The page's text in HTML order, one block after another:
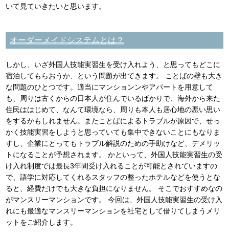
いて見ていきたいと思います。
オーダーメイドシステムとは？
しかし、いざ外国人技能実習生を受け入れよう、と思ってもどこに
宿泊してもらおうか、という問題が出てきます。 ことばの壁も大き
な問題のひとつです。適当にマンションンやアパートを用意して
も、周りは古くからの日本人が住んでいるばかりで、海外から来た
住民ははじめて、なんて環境なら、周りも本人も居心地の悪い思い
をするかもしれません。またことばによるトラブルが原因で、せっ
かく技能実習をしようと思っていても集中できないことにもなりま
すし、企業にとってもトラブル解説のための手助けなど、デメリッ
トになることが予想されます。 かといって、外国人技能実習生の受
け入れ制度では最長3年間受け入れることが可能とされていますの
で、語学に対応してくれるスタッフの整ったホテルなどを使うとな
ると、経費だけでも大きな負担になりません。 そこでおすすめなの
がマンスリーマンションです。 今回は、外国人技能実習生の受け入
れにも最適なマンスリーマンションを社宅として借りてしまうメリ
ットをご紹介します。